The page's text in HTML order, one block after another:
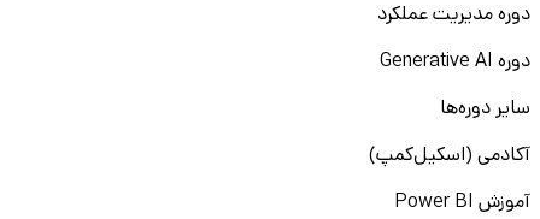
دوره مدیریت عملکرد
دوره Generative AI
سایر دوره‌ها
آکادمی (اسکیل‌کمپ)
آموزش Power BI